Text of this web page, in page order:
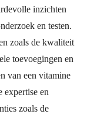
inzichten
en testen.
zoals de kwaliteit
toevoegingen en
van een vitamine
expertise en
zoals de